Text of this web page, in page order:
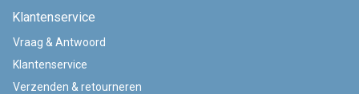
Klantenservice
Vraag & Antwoord
Klantenservice
Verzenden & retourneren